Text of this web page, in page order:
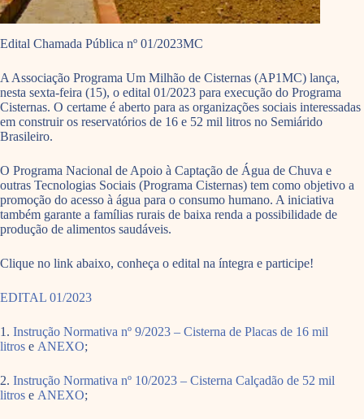
Edital Chamada Pública nº 01/2023MC
A Associação Programa Um Milhão de Cisternas (AP1MC) lança,
nesta sexta-feira (15), o edital 01/2023 para execução do Programa
Cisternas. O certame é aberto para as organizações sociais interessadas
em construir os reservatórios de 16 e 52 mil litros no Semiárido
Brasileiro.
O Programa Nacional de Apoio à Captação de Água de Chuva e
outras Tecnologias Sociais (Programa Cisternas) tem como objetivo a
promoção do acesso à água para o consumo humano. A iniciativa
também garante a famílias rurais de baixa renda a possibilidade de
produção de alimentos saudáveis.
Clique no link abaixo, conheça o edital na íntegra e participe!
EDITAL 01/2023
1. Instrução Normativa nº 9/2023 – Cisterna de Placas de 16 mil
litros e ANEXO;
2. Instrução Normativa nº 10/2023 – Cisterna Calçadão de 52 mil
litros e ANEXO;